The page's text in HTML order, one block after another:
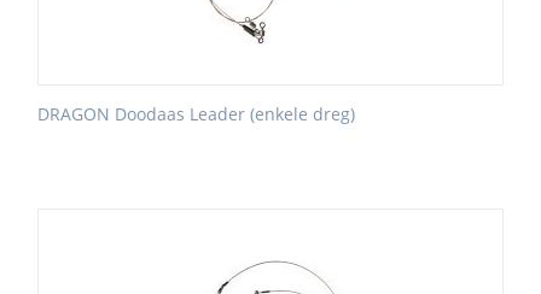
DRAGON Doodaas Leader (enkele dreg)